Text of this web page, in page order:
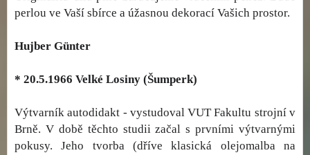
perlou ve Vaší sbírce a úžasnou dekorací Vašich prostor.
Hujber Günter
* 20.5.1966 Velké Losiny (Šumperk)
Výtvarník autodidakt - vystudoval VUT Fakultu strojní v
Brně. V době těchto studii začal s prvními výtvarnými
pokusy. Jeho tvorba (dříve klasická olejomalba na